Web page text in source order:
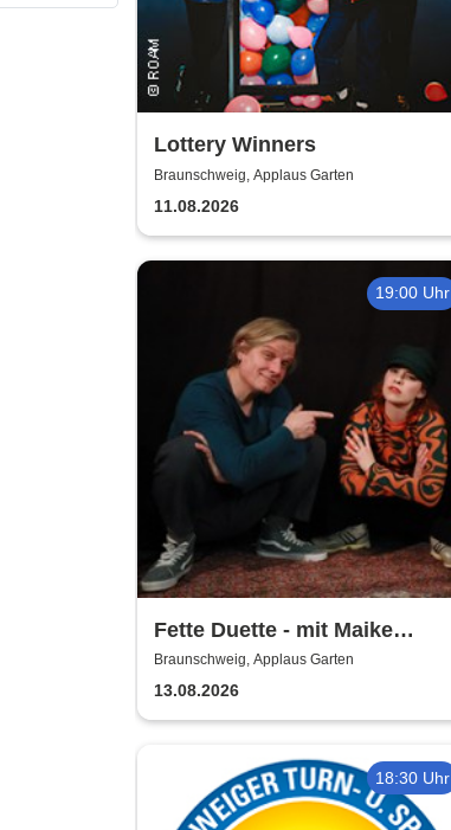
Lottery Winners
Braunschweig, Applaus Garten
11.08.2026
19:00 Uhr
Fette Duette - mit Maike
Jacobs & Markus Schultze
Braunschweig, Applaus Garten
13.08.2026
18:30 Uhr